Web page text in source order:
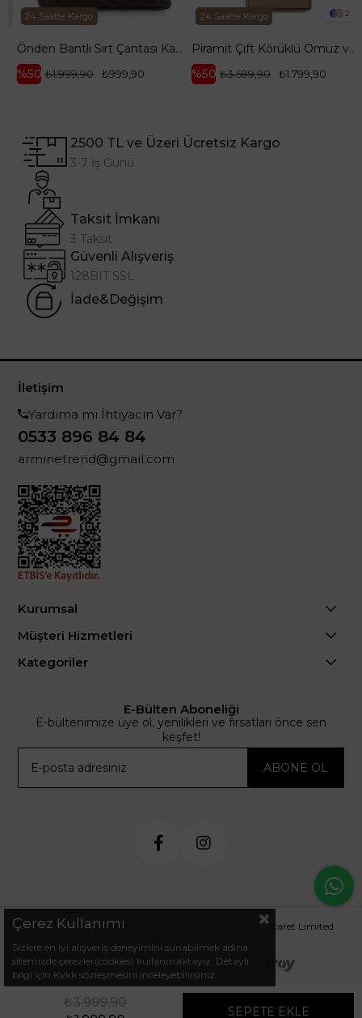
₺3.999,90
24 Saatte Kargo
Önden Bantlı Sırt Çantası Kahverengi ARM 165
%50
₺999,90
₺1.999,90
2
24 Saatte Kargo
Piramit Çift Körüklü Omuz ve El Çantası Bej ARM168
%50
₺1.799,90
₺3.599,90
2500 TL ve Üzeri Ücretsiz Kargo
3-7 İş Günü
Taksit İmkanı
3 Taksit
Güvenli Alışveriş
128BIT SSL
İade&Değişim
İletişim
Yardıma mı İhtiyacın Var?
0533 896 84 84
arminetrend@gmail.com
Kurumsal
Müşteri Hizmetleri
Kategoriler
E-Bülten Aboneliği
E-bültenimize üye ol, yenilikleri ve fırsatları önce sen
keşfet!
ABONE OL
© 2024 .arminetrend.com.tr. Sembol Mağazacılık Ticaret Limited
Çerez Kullanımı
Sizlere en iyi alışveriş deneyimini sunabilmek adına
sitemizde çerezler(cookies) kullanmaktayız. Detaylı
bilgi için Kvkk sözleşmesini inceleyebilirsiniz.